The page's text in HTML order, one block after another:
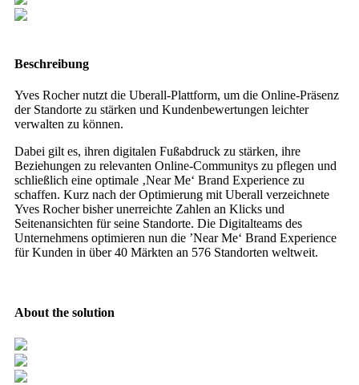
Beschreibung
Yves Rocher nutzt die Uberall-Plattform, um die Online-Präsenz
der Standorte zu stärken und Kundenbewertungen leichter
verwalten zu können.
Dabei gilt es, ihren digitalen Fußabdruck zu stärken, ihre
Beziehungen zu relevanten Online-Communitys zu pflegen und
schließlich eine optimale ‚Near Me‘ Brand Experience zu
schaffen. Kurz nach der Optimierung mit Uberall verzeichnete
Yves Rocher bisher unerreichte Zahlen an Klicks und
Seitenansichten für seine Standorte. Die Digitalteams des
Unternehmens optimieren nun die ’Near Me‘ Brand Experience
für Kunden in über 40 Märkten an 576 Standorten weltweit.
About the solution